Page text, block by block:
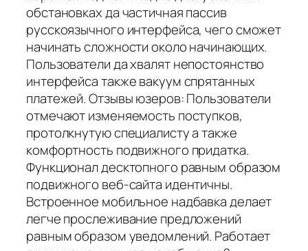
обстановках да частичная пассив
русскоязычного интерфейса, чего сможет
начинать сложности около начинающих.
Пользователи да хвалят непостоянство
интерфейса также вакуум спрятанных
платежей. Отзывы юзеров: Пользователи
отмечают изменяемость поступков,
протолкнутую специалисту а также
комфортность подвижного придатка.
Функционал десктопного равным образом
подвижного веб-сайта идентичны.
Встроенное мобильное надбавка делает
легче прослеживание предложений
равным образом уведомлений. Работает